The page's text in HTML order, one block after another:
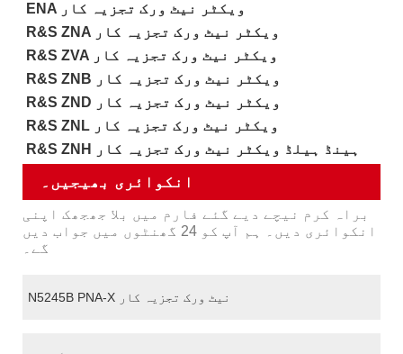
ENA ویکٹر نیٹ ورک تجزیہ کار
R&S ZNA ویکٹر نیٹ ورک تجزیہ کار
R&S ZVA ویکٹر نیٹ ورک تجزیہ کار
R&S ZNB ویکٹر نیٹ ورک تجزیہ کار
R&S ZND ویکٹر نیٹ ورک تجزیہ کار
R&S ZNL ویکٹر نیٹ ورک تجزیہ کار
R&S ZNH ہینڈ ہیلڈ ویکٹر نیٹ ورک تجزیہ کار
انکوائری بھیجیں۔
براہ کرم نیچے دیے گئے فارم میں بلا جھجھک اپنی
انکوائری دیں۔ ہم آپ کو 24 گھنٹوں میں جواب دیں
گے۔